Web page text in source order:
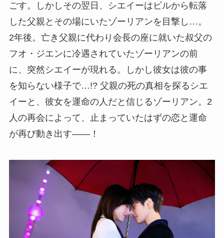
ごす。しかしその翌日、シエイーはビルから転落
した父親とその場にいたゾーリアンを目撃し…。
2年後。亡き父親に代わり会長の座に就いた叔父の
フオ・ジエンに冷遇されていたゾーリアンの前
に、突然シエイーが現れる。しかし彼女は彼の事
を知らない様子で…!? 父親の死の真相を探るシエ
イーと、彼女を運命の人だと信じるゾーリアン。2
人の再会によって、止まっていたはずの恋と運命
が再び動き出す――！